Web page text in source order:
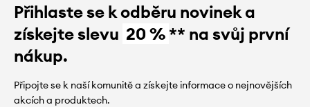
Přihlaste se k odběru novinek a
získejte slevu 20 %** na svůj první
nákup.
Připojte se k naší komunitě a získejte informace o nejnovějších
akcích a produktech.